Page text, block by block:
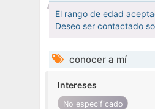
El rango de edad
Deseo ser contactado
conocer a mí
Intereses
No especificado